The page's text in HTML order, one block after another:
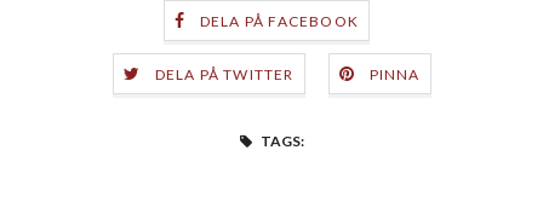
DELA PÅ FACEBOOK
DELA PÅ TWITTER PINNA
TAGS: